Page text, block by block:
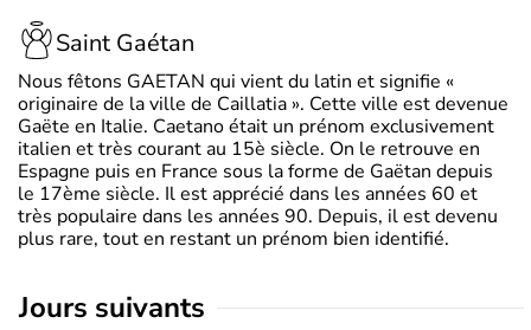
Saint Gaétan
Nous fêtons GAETAN qui vient du latin et signifie «
originaire de la ville de Caillatia ». Cette ville est devenue
Gaëte en Italie. Caetano était un prénom exclusivement
italien et très courant au 15è siècle. On le retrouve en
Espagne puis en France sous la forme de Gaëtan depuis
le 17ème siècle. Il est apprécié dans les années 60 et
très populaire dans les années 90. Depuis, il est devenu
plus rare, tout en restant un prénom bien identifié.
jours suivants